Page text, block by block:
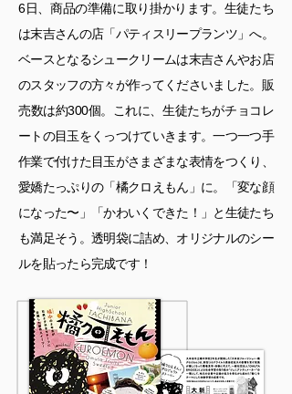
6日、商品の準備に取り掛かります。生徒たち
は末吉さんの店「パティスリープランツ」へ。
ベースとなるシュークリームは末吉さんやお店
のスタッフの方々が作ってくださいました。販
売数は約300個。これに、生徒たちがチョコレ
ートの目玉をくっつけていきます。一つ一つ手
作業で付けた目玉がさまざまな表情をつくり、
愛嬌たっぷりの「橘クロえもん」に。「変な顔
になった〜」「かわいくできた！」と生徒たち
も満足そう。透明袋に詰め、オリジナルのシー
ルを貼ったら完成です！